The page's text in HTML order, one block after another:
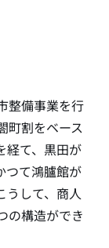
整備事業を行
町割をベース
経て、黒田が
つて鴻臚館が
うして、商人
の構造ができ